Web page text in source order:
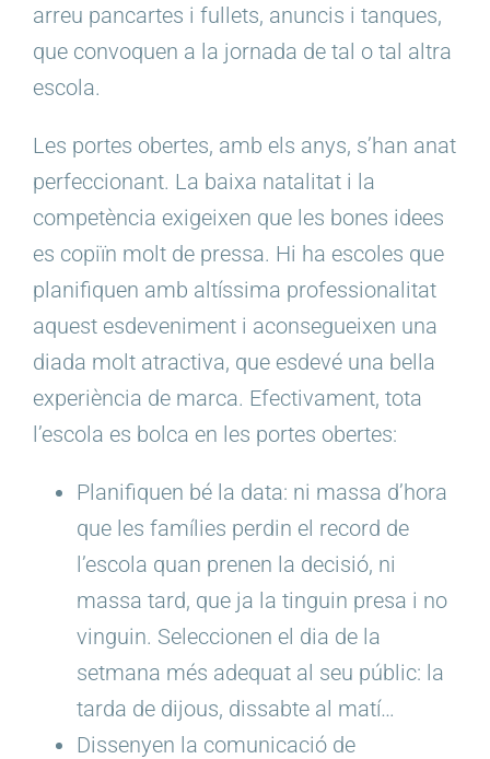
arreu pancartes i fullets, anuncis i tanques,
que convoquen a la jornada de tal o tal altra
escola.
Les portes obertes, amb els anys, s’han anat
perfeccionant. La baixa natalitat i la
competència exigeixen que les bones idees
es copiïn molt de pressa. Hi ha escoles que
planifiquen amb altíssima professionalitat
aquest esdeveniment i aconsegueixen una
diada molt atractiva, que esdevé una bella
experiència de marca. Efectivament, tota
l’escola es bolca en les portes obertes:
Planifiquen bé la data: ni massa d’hora
que les famílies perdin el record de
l’escola quan prenen la decisió, ni
massa tard, que ja la tinguin presa i no
vinguin. Seleccionen el dia de la
setmana més adequat al seu públic: la
tarda de dijous, dissabte al matí…
Dissenyen la comunicació de